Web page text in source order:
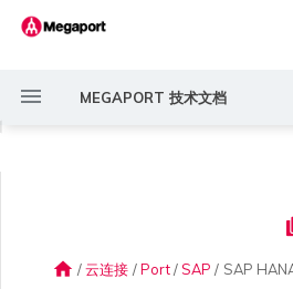
MEGAPORT 技术文档
home / 云连接 / Port /SAP / SAP